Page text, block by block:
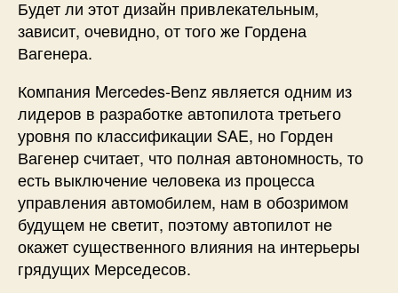
Будет ли этот дизайн привлекательным,
зависит, очевидно, от того же Гордена
Вагенера.
Компания Mercedes-Benz является одним из
лидеров в разработке автопилота третьего
уровня по классификации SAE, но Горден
Вагенер считает, что полная автономность, то
есть выключение человека из процесса
управления автомобилем, нам в обозримом
будущем не светит, поэтому автопилот не
окажет существенного влияния на интерьеры
грядущих Мерседесов.